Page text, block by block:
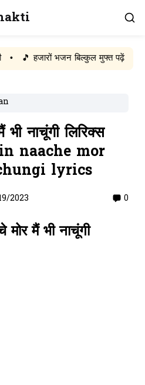
हजारों भजन बिल्कुल मुफ्त पढ़ें
नाचूंगी लिरिक्स
naache mor
lyrics
2023 0
मोर मैं भी नाचूंगी